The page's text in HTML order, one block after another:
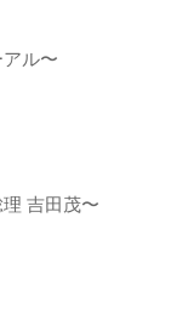
ル〜
吉田茂〜